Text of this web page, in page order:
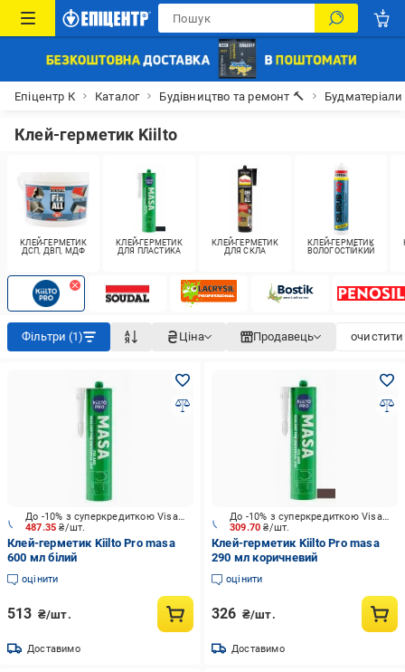
Епіцентр К Каталог Будівництво та ремонт 🔨 Будматеріали
Клей-герметик Kiilto
КЛЕЙ-ГЕРМЕТИК
ДСП, ДВП, МДФ
КЛЕЙ-ГЕРМЕТИК
ДЛЯ ПЛАСТИКА
КЛЕЙ-ГЕРМЕТИК
ДЛЯ СКЛА
КЛЕЙ-ГЕРМЕТИК
ВОЛОГОСТІЙКИЙ
Фільтри (1) Ціна Продавець очистити
487.35₴/шт.
До -10% з суперкредиткою Visa Вигода
Клей-герметик Kiilto Pro masa
600 мл білий
оцінити
513 ₴/шт.
Доставимо
309.70₴/шт.
До -10% з суперкредиткою Visa Вигода
Клей-герметик Kiilto Pro masa
290 мл коричневий
оцінити
326 ₴/шт.
Доставимо